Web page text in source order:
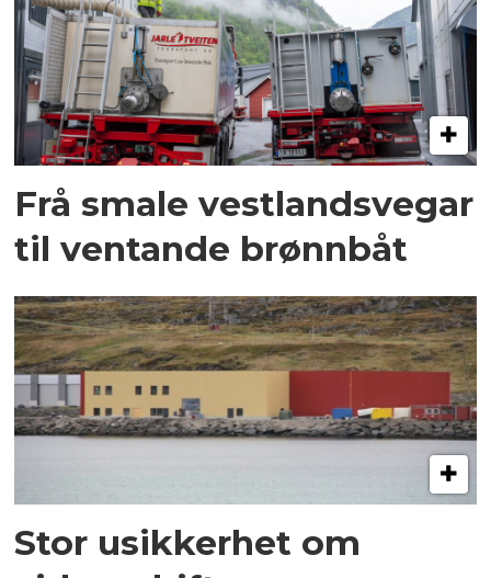
Frå smale vestlandsvegar
til ventande brønnbåt
Stor usikkerhet om